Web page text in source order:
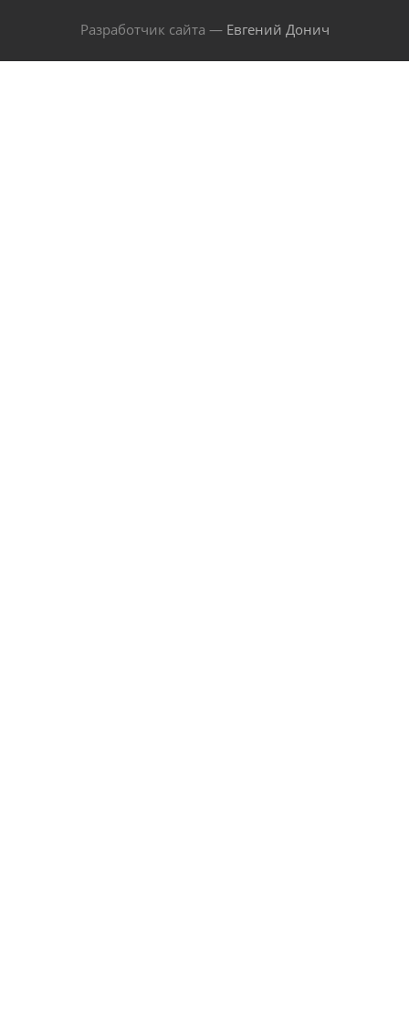
Разработчик сайта — Евгений Донич